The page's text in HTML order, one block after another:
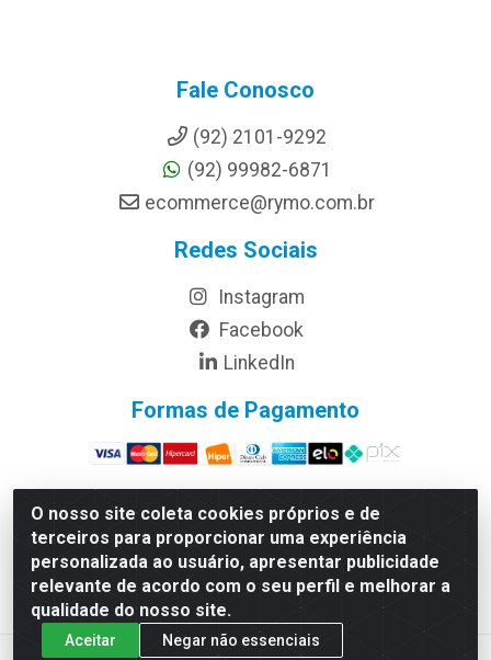
O nosso site coleta cookies próprios e de
terceiros para proporcionar uma experiência
personalizada ao usuário, apresentar publicidade
relevante de acordo com o seu perfil e melhorar a
qualidade do nosso site.
Aceitar Negar não essenciais
Fale Conosco
(92) 2101-9292
(92) 99982-6871
ecommerce@rymo.com.br
Redes Sociais
Instagram
Facebook
LinkedIn
Formas de Pagamento
Rymo Imagem e Produtos Gráficos da Amazonia LTDA -
Av. Ajuricaba, 379 - Cachoeirinha, Manaus/AM - CEP
69065-110 - CNPJ 14.220.230.0001-70